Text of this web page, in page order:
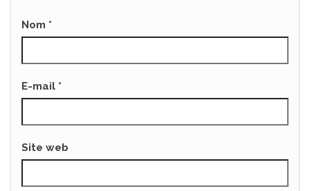
Nom *
E-mail *
Site web